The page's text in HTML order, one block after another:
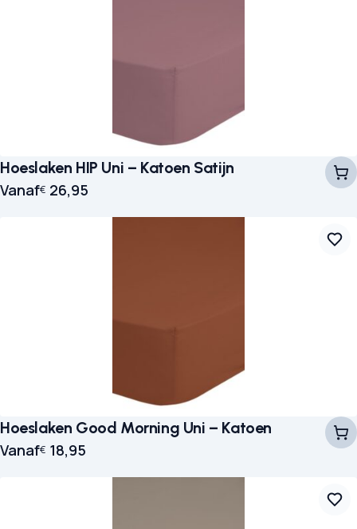
Hoeslaken HIP Uni – Katoen Satijn
Vanaf€ 26,95
Hoeslaken Good Morning Uni – Katoen
Vanaf€ 18,95